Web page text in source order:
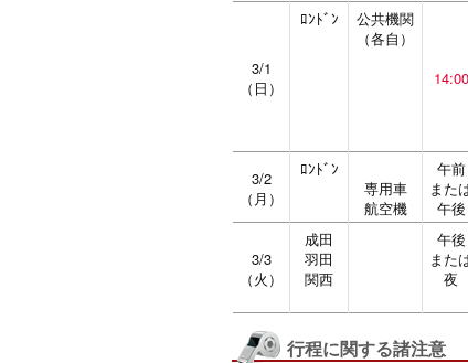
3/1
（日）
ﾛﾝﾄﾞﾝ
公共機関
（各自）
14:00
3/2
（月）
ﾛﾝﾄﾞﾝ
専用車
航空機
午前
また
午後
3/3
（火）
成田
羽田
関西
午後
また
夜
行程に関する諸注意